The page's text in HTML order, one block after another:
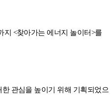
지 <찾아가는 에너지 놀이터>를
관심을 높이기 위해 기획되었으